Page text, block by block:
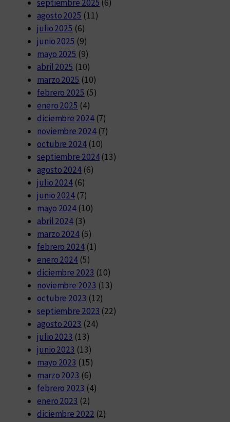
septiembre 2025 (6)
agosto 2025 (11)
julio 2025 (6)
junio 2025 (9)
mayo 2025 (9)
abril 2025 (10)
marzo 2025 (10)
febrero 2025 (5)
enero 2025 (4)
diciembre 2024(7)
noviembre 2024(7)
octubre 2024(10)
septiembre 2024(13)
agosto 2024(6)
julio 2024 (6)
junio 2024 (7)
mayo 2024 (10)
abril 2024 (3)
marzo 2024 (5)
febrero 2024(1)
enero 2024 (5)
diciembre 2023 (10)
noviembre 2023 (13)
octubre 2023 (12)
septiembre 2023 (22)
agosto 2023 (24)
julio 2023 (13)
junio 2023 (13)
mayo 2023 (15)
marzo 2023 (6)
febrero 2023 (4)
enero 2023 (2)
diciembre 2022 (2)